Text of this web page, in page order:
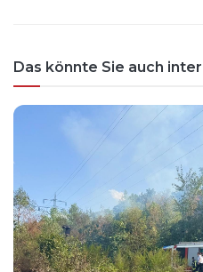
Das könnte Sie auch